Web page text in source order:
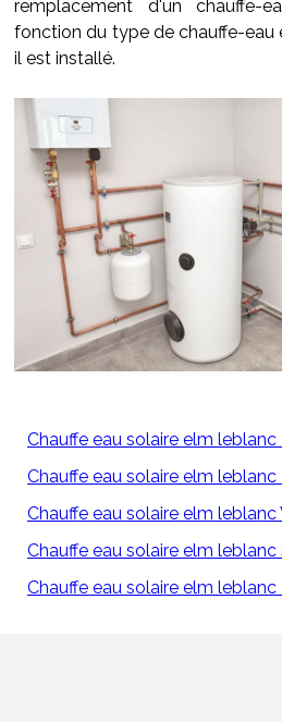
remplacement d'un chauffe-
fonction du type de chauffe-eau
il est installé.
Chauffe eau solaire elm
Chauffe eau solaire elm
Chauffe eau solaire elm leblanc
Chauffe eau solaire elm
Chauffe eau solaire elm leblanc